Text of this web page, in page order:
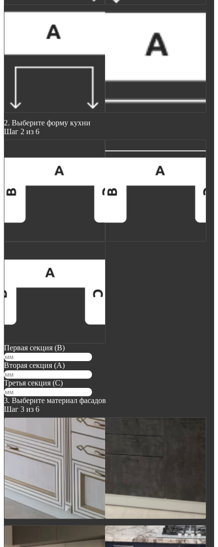
2. Выберите форму кухни
Шаг 2 из 6
Первая секция (В)
Вторая секция (А)
Третья секция (С)
3. Выберите материал фасадов
Шаг 3 из 6